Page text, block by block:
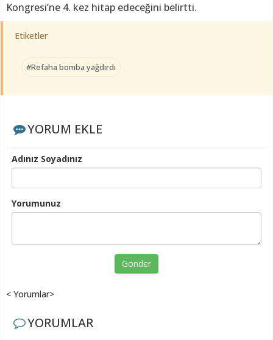
Kongresi’ne 4. kez hitap edeceğini belirtti.
Etiketler
#Refaha bomba yağdırdı
YORUM EKLE
Adınız Soyadınız
Yorumunuz
Gönder
< Yorumlar>
YORUMLAR